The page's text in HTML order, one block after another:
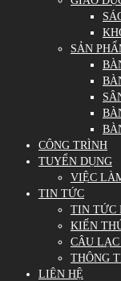
SẢN
CÔNG TRÌNH
TUYỂN DỤNG
VIỆC
TIN TỨC
TIN TỨC
KIẾN
CÂU
THÔNG
LIÊN HỆ